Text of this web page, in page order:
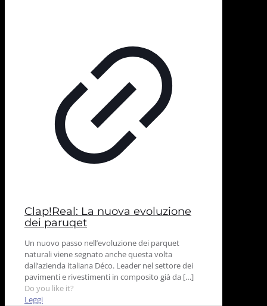
Clap!Real: La nuova evoluzione
dei paruqet
Un nuovo passo nell’evoluzione dei parquet
naturali viene segnato anche questa volta
dall’azienda italiana Déco. Leader nel settore dei
pavimenti e rivestimenti in composito già da […]
Do you like it?
Leggi